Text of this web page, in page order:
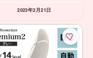
2023年2月21日